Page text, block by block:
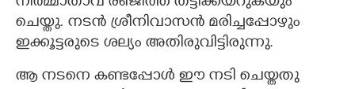
ചെയ്തു. നടൻ ശ്രീനിവാസൻ മരിച്ചപ്പോഴും
ഇക്കൂട്ടരുടെ ശല്യം അതിരുവിട്ടിരുന്നു.
ആ നടനെ കണ്ടപ്പോൾ ഈ നടി ചെയ്തതു